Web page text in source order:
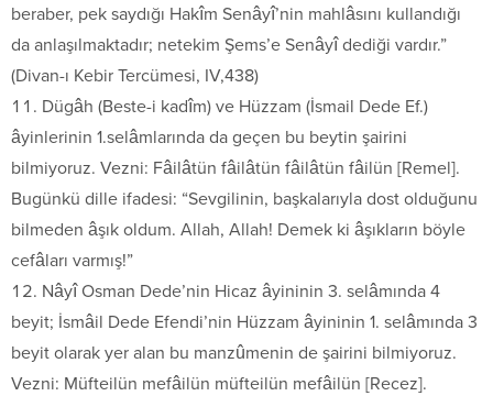
beraber, pek saydığı Hakîm Senâyî’nin mahlâsını kullandığı
da anlaşılmaktadır; netekim Şems’e Senâyî dediği vardır.”
(Divan-ı Kebir Tercümesi, IV,438)
Dügâh (Beste-i kadîm) ve Hüzzam (İsmail Dede Ef.)
âyinlerinin 1.selâmlarında da geçen bu beytin şairini
bilmiyoruz. Vezni: Fâilâtün fâilâtün fâilâtün fâilün [Remel].
Bugünkü dille ifadesi: “Sevgilinin, başkalarıyla dost olduğunu
bilmeden âşık oldum. Allah, Allah! Demek ki âşıkların böyle
cefâları varmış!”
Nâyî Osman Dede’nin Hicaz âyininin 3. selâmında 4
beyit; İsmâil Dede Efendi’nin Hüzzam âyininin 1. selâmında 3
beyit olarak yer alan bu manzûmenin de şairini bilmiyoruz.
Vezni: Müfteilün mefâilün müfteilün mefâilün [Recez].